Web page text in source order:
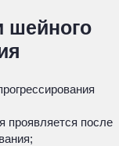
шейного
проявляется после